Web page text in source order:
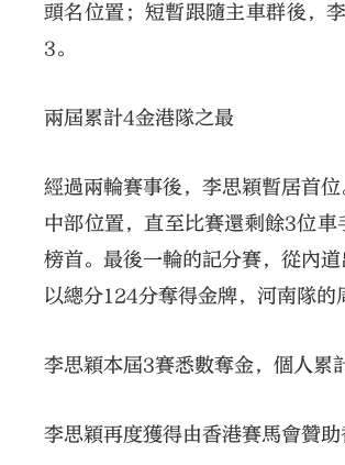
頭名位置；短暫跟隨主車群後，
3。
兩屆累計4金港隊之最
經過兩輪賽事後，李思穎暫居首
中部位置，直至比賽還剩餘3位
榜首。最後一輪的記分賽，從內
以總分124分奪得金牌，河南隊的
李思穎本屆3賽悉數奪金，個人累
李思穎再度獲得由香港賽馬會贊